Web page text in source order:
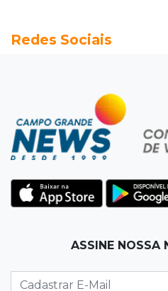
Caminhão envolvido em
Pagará indenização
Homem que atacou ex
frente da filha é
Rodamos 1.000 km com
ele mais surpreendeu
Luto na arquitetura
arquiteto dos projetos
Redes Sociais
ASSINE NOSSA